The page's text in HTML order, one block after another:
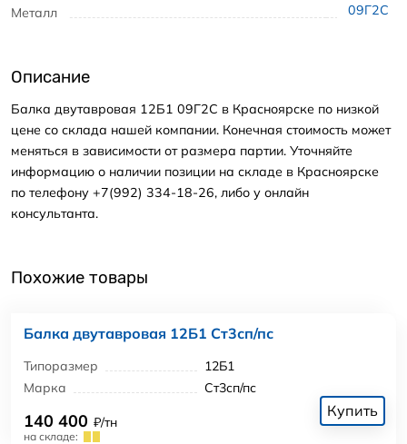
Металл 09Г2С
Описание
Балка двутавровая 12Б1 09Г2С в Красноярске по низкой
цене со склада нашей компании. Конечная стоимость может
меняться в зависимости от размера партии. Уточняйте
информацию о наличии позиции на складе в Красноярске
по телефону +7(992) 334-18-26, либо у онлайн
консультанта.
Похожие товары
Балка двутавровая 12Б1 Ст3сп/пс
Типоразмер
12Б1
Марка
Ст3сп/пс
140 400 ₽/тн
на складе:
Купить